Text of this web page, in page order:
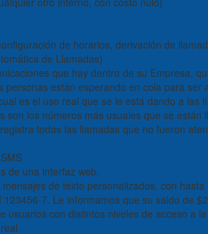
de horarios, derivación de
de Llamadas)
que hay dentro de su Empresa,
personas están esperando en cola para ser
es el uso real que se le está dando a las
son los números más usuales que se están
todas las llamadas que no fueron
de una interfaz web.
de texto personalizados, con
123456-7. Le informamos que su saldo de
usuarios con distintos niveles de acceso a